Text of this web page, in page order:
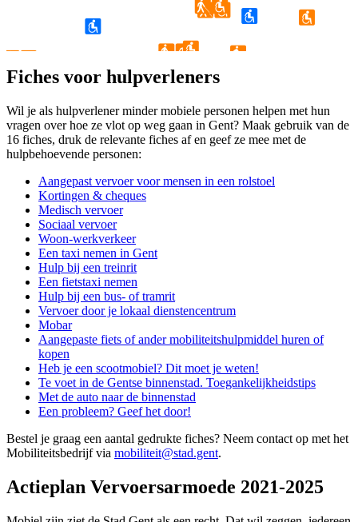
Fiches voor hulpverleners
Wil je als hulpverlener minder mobiele personen helpen met hun
vragen over hoe ze vlot op weg gaan in Gent? Maak gebruik van de
16 fiches, druk de relevante fiches af en geef ze mee met de
hulpbehoevende personen:
Aangepast vervoer voor mensen in een rolstoel
Kortingen & cheques
Medisch vervoer
Sociaal vervoer
Woon-werkverkeer
Een taxi nemen in Gent
Hulp bij een treinrit
Een fietstaxi nemen
Hulp bij een bus- of tramrit
Vervoer door je lokaal dienstencentrum
Mobar
Aangepaste fiets of ander mobiliteitshulpmiddel huren of
kopen
Heb je een scootmobiel? Dit moet je weten!
Te voet in de Gentse binnenstad. Toegankelijkheidstips
Met de auto naar de binnenstad
Een probleem? Geef het door!
Bestel je graag een aantal gedrukte fiches? Neem contact op met het
Mobiliteitsbedrijf via mobiliteit@stad.gent.
Actieplan Vervoersarmoede 2021-2025